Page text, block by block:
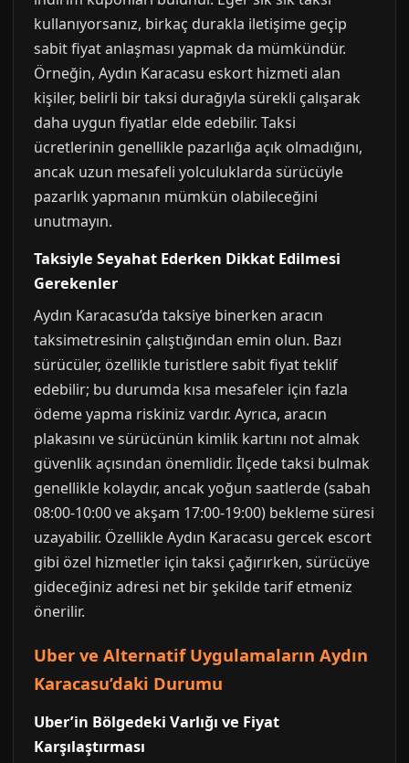
kullanıyorsanız, birkaç durakla iletişime geçip
sabit fiyat anlaşması yapmak da mümkündür.
Örneğin, Aydın Karacasu eskort hizmeti alan
kişiler, belirli bir taksi durağıyla sürekli çalışarak
daha uygun fiyatlar elde edebilir. Taksi
ücretlerinin genellikle pazarlığa açık olmadığını,
ancak uzun mesafeli yolculuklarda sürücüyle
pazarlık yapmanın mümkün olabileceğini
unutmayın.
Taksiyle Seyahat Ederken Dikkat Edilmesi
Gerekenler
Aydın Karacasu’da taksiye binerken aracın
taksimetresinin çalıştığından emin olun. Bazı
sürücüler, özellikle turistlere sabit fiyat teklif
edebilir; bu durumda kısa mesafeler için fazla
ödeme yapma riskiniz vardır. Ayrıca, aracın
plakasını ve sürücünün kimlik kartını not almak
güvenlik açısından önemlidir. İlçede taksi bulmak
genellikle kolaydır, ancak yoğun saatlerde (sabah
08:00-10:00 ve akşam 17:00-19:00) bekleme süresi
uzayabilir. Özellikle Aydın Karacasu gercek escort
gibi özel hizmetler için taksi çağırırken, sürücüye
gideceğiniz adresi net bir şekilde tarif etmeniz
önerilir.
Uber ve Alternatif Uygulamaların Aydın
Karacasu’daki Durumu
Uber’in Bölgedeki Varlığı ve Fiyat
Karşılaştırması